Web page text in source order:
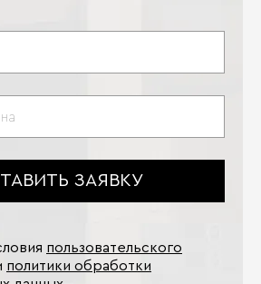
ЗАЯВКУ
пользовательского
политики обработки